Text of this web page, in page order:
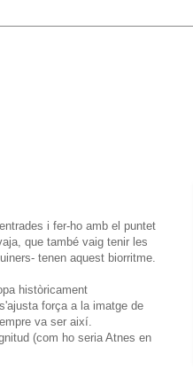
i fer-ho amb el puntet
que també vaig tenir les
tenen aquest biorritme.
històricament
força a la imatge de
va ser així.
(com ho seria Atnes en